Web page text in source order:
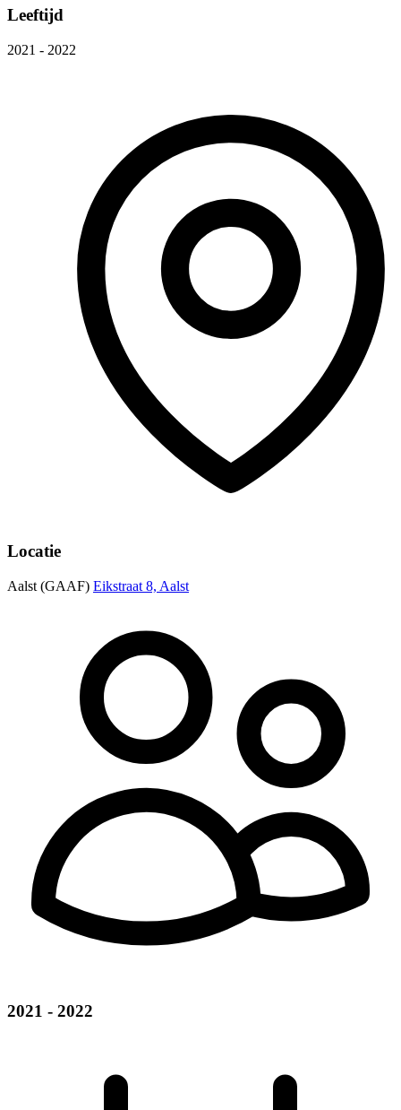
Leeftijd
2021 - 2022
Locatie
Aalst (GAAF) Eikstraat 8, Aalst
2021 - 2022